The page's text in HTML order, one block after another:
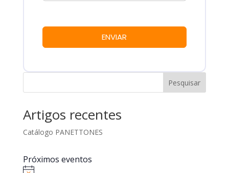
ENVIAR
Pesquisar
Artigos recentes
Catálogo PANETTONES
Próximos eventos
Aviso